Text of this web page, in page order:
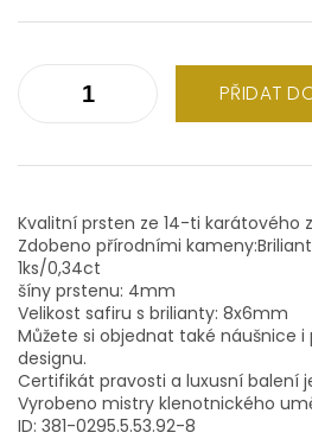
PŘIDAT
Kvalitní prsten ze 14-ti karátového
Zdobeno přírodními
1ks/0,34ct
šíny prstenu: 4mm
Velikost safiru s brilianty: 8x6mm
Můžete si objednat také náušnice
designu.
Certifikát pravosti a luxusní balení
Vyrobeno mistry klenotnického
ID: 381-0295.5.53.92-8